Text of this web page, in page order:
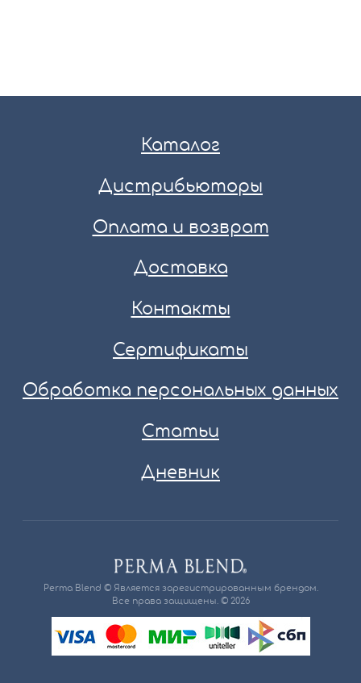
Каталог
Дистрибьюторы
Оплата и возврат
Доставка
Контакты
Сертификаты
Обработка персональных данных
Статьи
Дневник
Perma Blend © Является зарегистрированным брендом.
Все права защищены. © 2026